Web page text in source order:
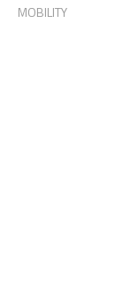
MOBILITY